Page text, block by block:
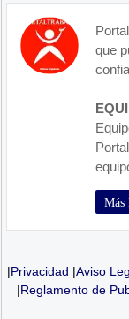
que
Más
|Privacidad |Aviso
|Reglamento de